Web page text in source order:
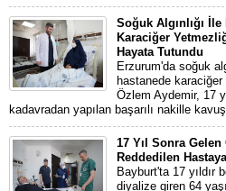
Soğuk Algınlığı İle
Karaciğer
Hayata Tutundu
Erzurum'da soğuk
hastanede
Özlem Aydemir, 17
kadavradan yapılan başarılı nakille
17 Yıl Sonra
Reddedilen
Bayburt'ta 17 yıldır
diyalize giren 64